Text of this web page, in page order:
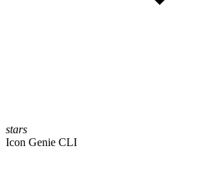
stars
Icon Genie CLI